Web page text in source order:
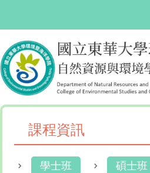
要
內
容
區
課程資訊
學士班 碩士班